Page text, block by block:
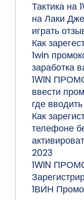
Тактика на
на Лаки
играть
Как
1win
заработка
1WIN
ввести
где
Как
телефоне
2023
1WIN
1ВИН